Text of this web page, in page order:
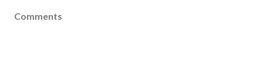
Comments